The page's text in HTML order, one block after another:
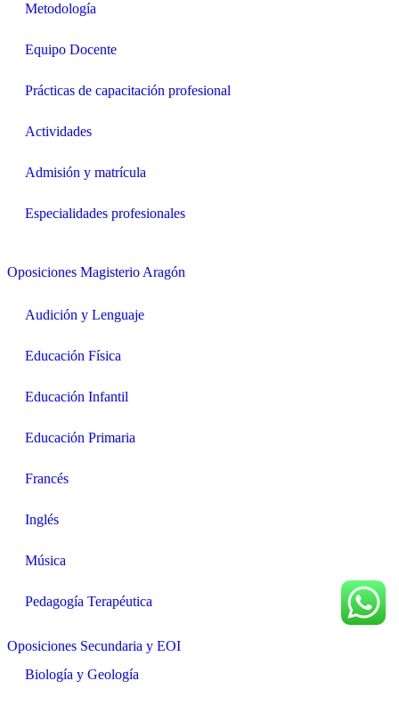
Metodología
Equipo Docente
Prácticas de capacitación profesional
Actividades
Admisión y matrícula
Especialidades profesionales
Oposiciones Magisterio Aragón
Audición y Lenguaje
Educación Física
Educación Infantil
Educación Primaria
Francés
Inglés
Música
Pedagogía Terapéutica
Oposiciones Secundaria y EOI
Biología y Geología